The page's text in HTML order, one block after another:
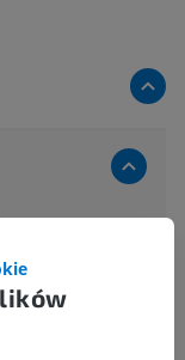
powiązane